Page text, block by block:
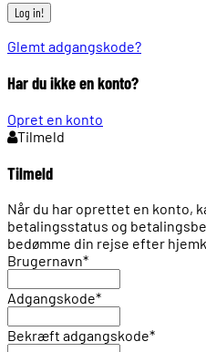
Glemt adgangskode?
Har du ikke en konto?
Opret en konto
Tilmeld
Tilmeld
Når du har oprettet en konto,
betalingsstatus og
bedømme din rejse efter
Brugernavn*
Adgangskode*
Bekræft adgangskode*